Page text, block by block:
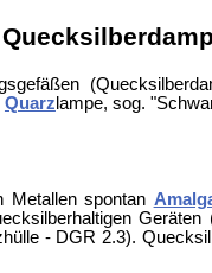
Quarz lampe, sog.
Metallen spontan
- DGR 2.3).